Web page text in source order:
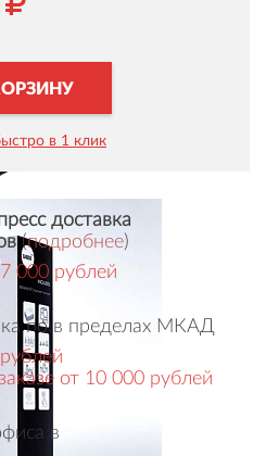
в 1 клик
доставка
(подробнее)
000 рублей
по в пределах МКАД
от 10 000 рублей
в